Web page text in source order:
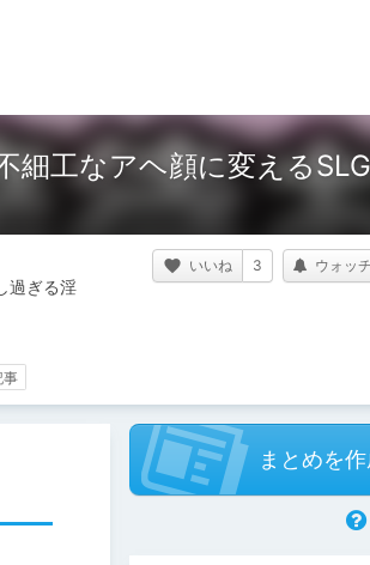
細工なアヘ顔に変えるSLG
過ぎる淫
いいね 3 ウォッチ
事
まとめを